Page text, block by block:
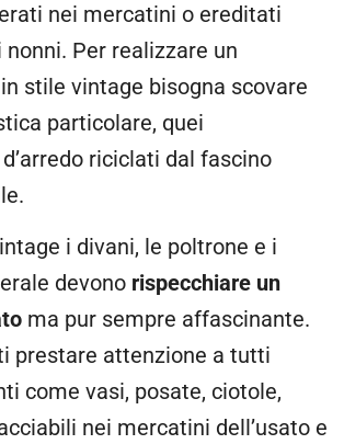
nei mercatini o ereditati
nonni. Per realizzare un
stile vintage bisogna scovare
particolare, quei
riciclati dal fascino
i divani, le poltrone e i
devono rispecchiare un
ma pur sempre affascinante.
prestare attenzione a tutti
come vasi, posate, ciotole,
nei mercatini dell’usato e